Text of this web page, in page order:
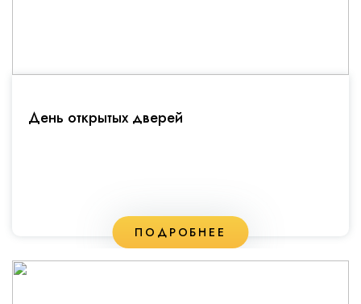
День открытых дверей
ПОДРОБНЕЕ